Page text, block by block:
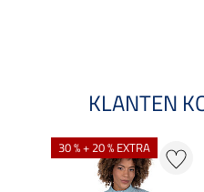
KLANTEN
30 % + 20 % EXTRA